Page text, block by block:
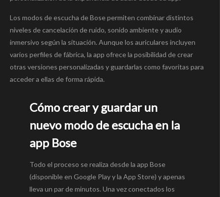
Los modos de escucha de Bose permiten combinar distintos
niveles de cancelación de ruido, sonido ambiente y audio
inmersivo según la situación. Aunque los auriculares incluyen
varios perfiles de fábrica, la app ofrece la posibilidad de crear
otras versiones personalizadas y guardarlas como favoritas para
acceder a ellas de forma rápida.
Cómo crear y guardar un
nuevo modo de escucha en la
app Bose
Todo el proceso se realiza desde la app Bose
(disponible en Google Play y la App Store) y apenas
lleva un par de minutos. Una vez conectados los